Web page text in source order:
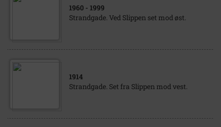
1960 - 1999
Strandgade. Ved Slippen set mod øst.
1914
Strandgade. Set fra Slippen mod vest.